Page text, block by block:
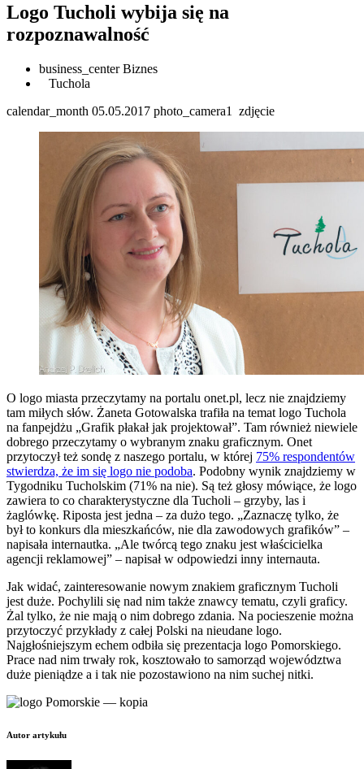
Logo Tucholi wybija się na
rozpoznawalność
business_centerBiznes
Tuchola
calendar_month 05.05.2017 photo_camera1 zdjęcie
O logo miasta przeczytamy na portalu onet.pl, lecz nie znajdziemy
tam miłych słów. Żaneta Gotowalska trafiła na temat logo Tuchola
na fanpejdżu „Grafik płakał jak projektował”. Tam również niewiele
dobrego przeczytamy o wybranym znaku graficznym. Onet
przytoczył też sondę z naszego portalu, w której 75% respondentów
stwierdza, że im się logo nie podoba. Podobny wynik znajdziemy w
Tygodniku Tucholskim (71% na nie). Są też głosy mówiące, że logo
zawiera to co charakterystyczne dla Tucholi – grzyby, las i
żaglówkę. Riposta jest jedna – za dużo tego. „Zaznaczę tylko, że
był to konkurs dla mieszkańców, nie dla zawodowych grafików” –
napisała internautka. „Ale twórcą tego znaku jest właścicielka
agencji reklamowej” – napisał w odpowiedzi inny internauta.
Jak widać, zainteresowanie nowym znakiem graficznym Tucholi
jest duże. Pochylili się nad nim także znawcy tematu, czyli graficy.
Żal tylko, że nie mają o nim dobrego zdania. Na pocieszenie można
przytoczyć przykłady z całej Polski na nieudane logo.
Najgłośniejszym echem odbiła się prezentacja logo Pomorskiego.
Prace nad nim trwały rok, kosztowało to samorząd województwa
duże pieniądze a i tak nie pozostawiono na nim suchej nitki.
Autor artykułu